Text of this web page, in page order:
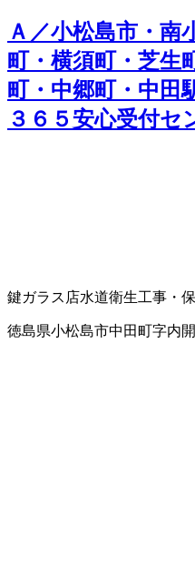
Ａ／小松島市・南
町・横須町・芝生
町・中郷町・中田
３６５安心受付セ
鍵ガラス店水道衛生工事・
徳島県小松島市中田町字内